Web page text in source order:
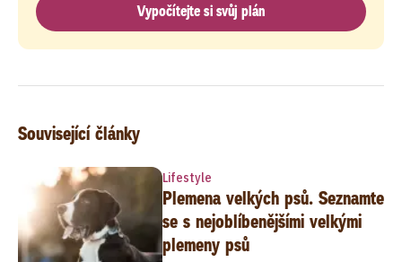
Vypočítejte si svůj plán
Související články
Lifestyle
Plemena velkých psů. Seznamte
se s nejoblíbenějšími velkými
plemeny psů